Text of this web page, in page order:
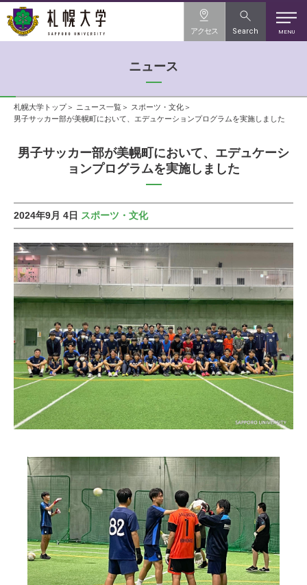
MENU
アクセス Search
ニュース
札幌大学トップ ニュース一覧
スポーツ・文化
男子サッカー部が美幌町において、エデュケーションプログラムを実施しました
男子サッカー部が美幌町において、エデュケーシ
ョンプログラムを実施しました
2024年9月 4日 スポーツ・文化